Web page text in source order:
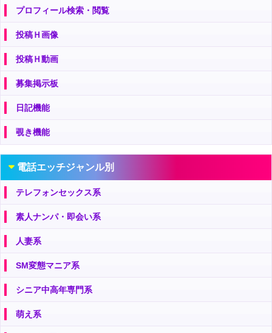
プロフィール検索・閲覧
投稿Ｈ画像
投稿Ｈ動画
募集掲示板
日記機能
覗き機能
電話エッチジャンル別
テレフォンセックス系
素人ナンパ・即会い系
人妻系
SM変態マニア系
シニア中高年専門系
萌え系